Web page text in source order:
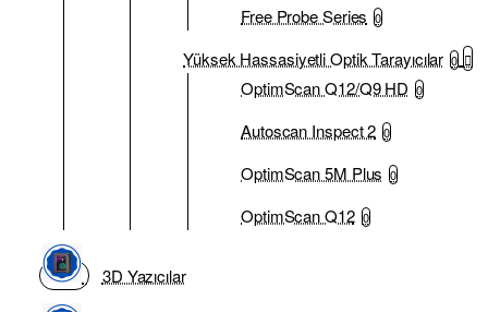
Free Probe Series 0
Yüksek Hassasiyetli Optik Tarayıcılar 0
OptimScan Q12/Q9 HD 0
Autoscan Inspect 2 0
OptimScan 5M Plus 0
OptimScan Q12 0
3D Yazıcılar